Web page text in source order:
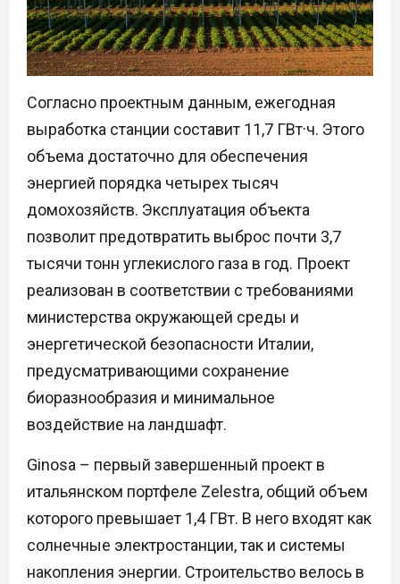
Согласно проектным данным, ежегодная
выработка станции составит 11,7 ГВт·ч. Этого
объема достаточно для обеспечения
энергией порядка четырех тысяч
домохозяйств. Эксплуатация объекта
позволит предотвратить выброс почти 3,7
тысячи тонн углекислого газа в год. Проект
реализован в соответствии с требованиями
министерства окружающей среды и
энергетической безопасности Италии,
предусматривающими сохранение
биоразнообразия и минимальное
воздействие на ландшафт.
Ginosa – первый завершенный проект в
итальянском портфеле Zelestra, общий объем
которого превышает 1,4 ГВт. В него входят как
солнечные электростанции, так и системы
накопления энергии. Строительство велось в